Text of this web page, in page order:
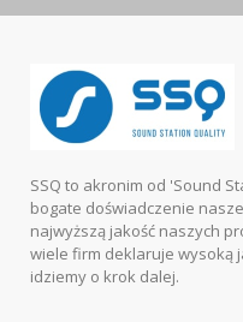
SSQ to akronim od 'Sound
bogate doświadczenie
najwyższą jakość naszych
wiele firm deklaruje wysoką
idziemy o krok dalej.